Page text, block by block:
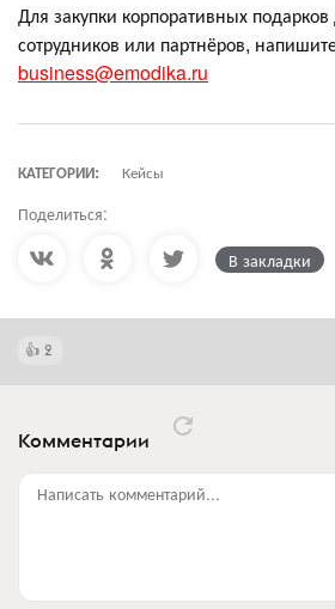
Для закупки корпоративных
сотрудников или партнёров,
business@emodika.ru
КАТЕГОРИИ: Кейсы
Поделиться:
В закладки
2
Комментарии
Написать комментарий...